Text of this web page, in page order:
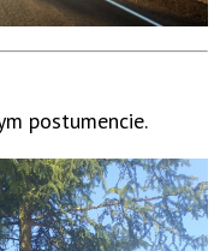
postumencie.